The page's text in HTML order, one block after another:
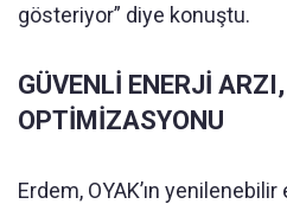
gösteriyor” diye konuştu.
GÜVENLİ ENERJİ
OPTİMİZASYONU
Erdem, OYAK’ın